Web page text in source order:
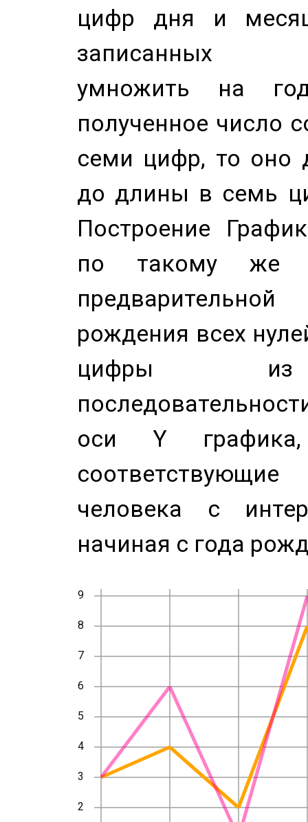
цифр дня и
записанных
умножить на
полученное число
семи цифр, то оно
до длины в семь
Построение
по такому же
рождения всех
цифры из
оси Y
человека с
начиная с года